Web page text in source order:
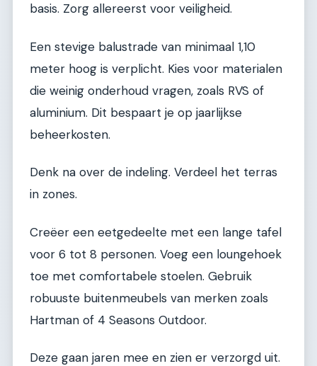
basis. Zorg allereerst voor veiligheid.
Een stevige balustrade van minimaal 1,10
meter hoog is verplicht. Kies voor materialen
die weinig onderhoud vragen, zoals RVS of
aluminium. Dit bespaart je op jaarlijkse
beheerkosten.
Denk na over de indeling. Verdeel het terras
in zones.
Creëer een eetgedeelte met een lange tafel
voor 6 tot 8 personen. Voeg een loungehoek
toe met comfortabele stoelen. Gebruik
robuuste buitenmeubels van merken zoals
Hartman of 4 Seasons Outdoor.
Deze gaan jaren mee en zien er verzorgd uit.